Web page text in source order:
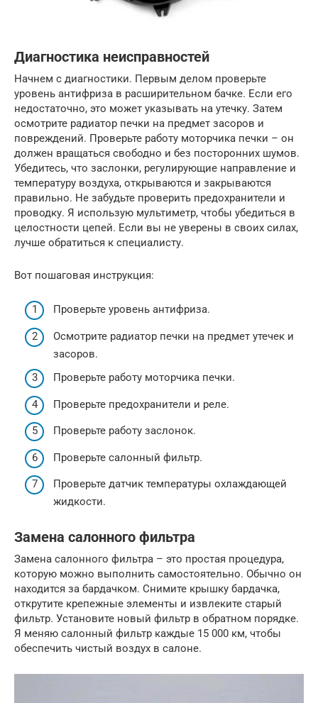
Диагностика неисправностей
Начнем с диагностики. Первым делом проверьте
уровень антифриза в расширительном бачке. Если его
недостаточно, это может указывать на утечку. Затем
осмотрите радиатор печки на предмет засоров и
повреждений. Проверьте работу моторчика печки – он
должен вращаться свободно и без посторонних шумов.
Убедитесь, что заслонки, регулирующие направление и
температуру воздуха, открываются и закрываются
правильно. Не забудьте проверить предохранители и
проводку. Я использую мультиметр, чтобы убедиться в
целостности цепей. Если вы не уверены в своих силах,
лучше обратиться к специалисту.
Вот пошаговая инструкция:
Проверьте уровень антифриза.
Осмотрите радиатор печки на предмет утечек и
засоров.
Проверьте работу моторчика печки.
Проверьте предохранители и реле.
Проверьте работу заслонок.
Проверьте салонный фильтр.
Проверьте датчик температуры охлаждающей
жидкости.
Замена салонного фильтра
Замена салонного фильтра – это простая процедура,
которую можно выполнить самостоятельно. Обычно он
находится за бардачком. Снимите крышку бардачка,
открутите крепежные элементы и извлеките старый
фильтр. Установите новый фильтр в обратном порядке.
Я меняю салонный фильтр каждые 15 000 км, чтобы
обеспечить чистый воздух в салоне.